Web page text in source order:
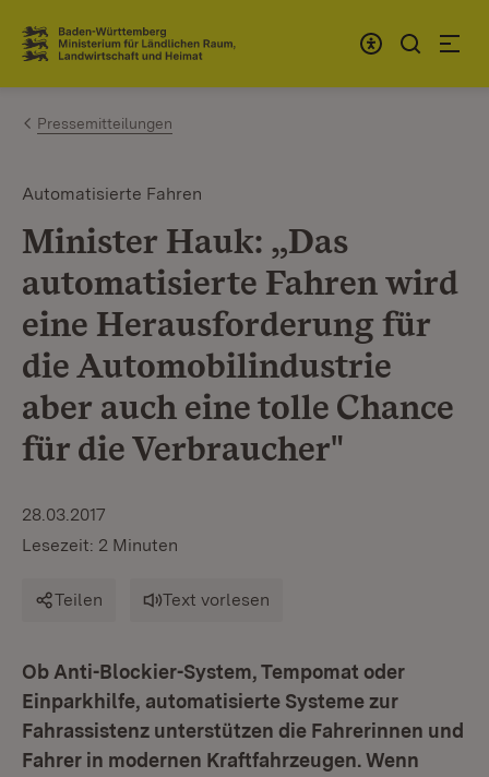
Zum Inhalt springen
Link zur Startseite
Pressemitteilungen
Automatisierte Fahren
Minister Hauk: „Das
automatisierte Fahren wird
eine Herausforderung für
die Automobilindustrie
aber auch eine tolle Chance
für die Verbraucher"
28.03.2017
Lesezeit: 2 Minuten
Teilen Text vorlesen
Ob Anti-Blockier-System, Tempomat oder
Einparkhilfe, automatisierte Systeme zur
Fahrassistenz unterstützen die Fahrerinnen und
Fahrer in modernen Kraftfahrzeugen. Wenn